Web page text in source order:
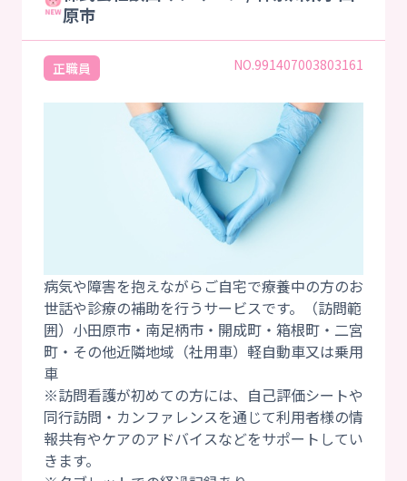
原市
正職員 NO.991407003803161
病気や障害を抱えながらご自宅で療養中の方のお
世話や診療の補助を行うサービスです。（訪問範
囲）小田原市・南足柄市・開成町・箱根町・二宮
町・その他近隣地域（社用車）軽自動車又は乗用
車
※訪問看護が初めての方には、自己評価シートや
同行訪問・カンファレンスを通じて利用者様の情
報共有やケアのアドバイスなどをサポートしてい
きます。